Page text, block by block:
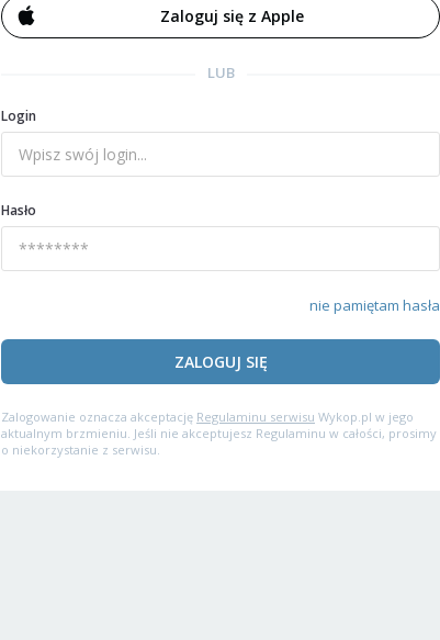
Zaloguj się z Apple
LUB
Login
Hasło
nie pamiętam hasła
ZALOGUJ SIĘ
Zalogowanie oznacza akceptację Regulaminu serwisu Wykop.pl w jego
aktualnym brzmieniu. Jeśli nie akceptujesz Regulaminu w całości, prosimy
o niekorzystanie z serwisu.